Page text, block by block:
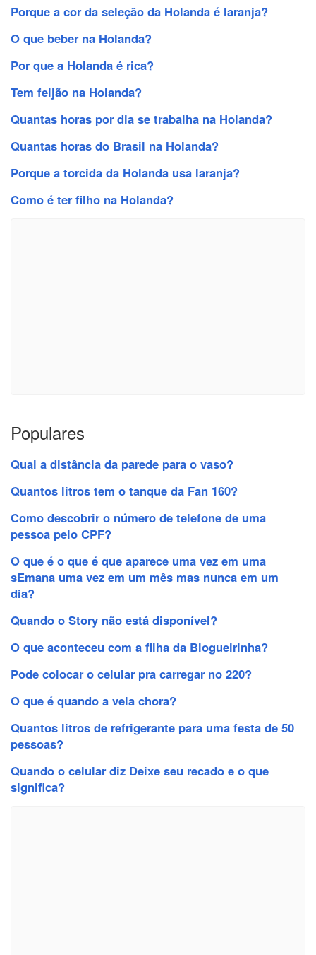
Porque a cor da seleção da Holanda é laranja?
O que beber na Holanda?
Por que a Holanda é rica?
Tem feijão na Holanda?
Quantas horas por dia se trabalha na Holanda?
Quantas horas do Brasil na Holanda?
Porque a torcida da Holanda usa laranja?
Como é ter filho na Holanda?
Populares
Qual a distância da parede para o vaso?
Quantos litros tem o tanque da Fan 160?
Como descobrir o número de telefone de uma
pessoa pelo CPF?
O que é o que é que aparece uma vez em uma
sEmana uma vez em um mês mas nunca em um
dia?
Quando o Story não está disponível?
O que aconteceu com a filha da Blogueirinha?
Pode colocar o celular pra carregar no 220?
O que é quando a vela chora?
Quantos litros de refrigerante para uma festa de 50
pessoas?
Quando o celular diz Deixe seu recado e o que
significa?